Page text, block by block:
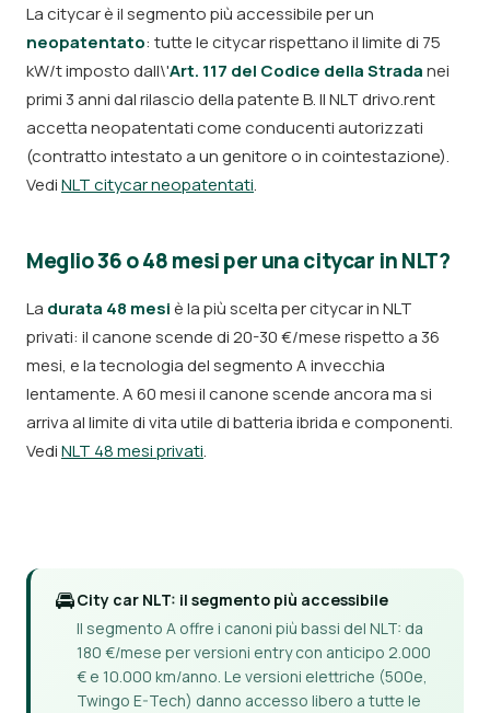
La citycar è il segmento più accessibile per un
neopatentato: tutte le citycar rispettano il limite di 75
kW/t imposto dall\'Art. 117 del Codice della Stradanei
primi 3 anni dal rilascio della patente B. Il NLT drivo.rent
accetta neopatentati come conducenti autorizzati
(contratto intestato a un genitore o in cointestazione).
VediNLT citycar neopatentati.
Meglio 36 o 48 mesi per una citycar in NLT?
La durata 48 mesiè la più scelta per citycar in NLT
privati: il canone scende di 20-30 €/mese rispetto a 36
mesi, e la tecnologia del segmento A invecchia
lentamente. A 60 mesi il canone scende ancora ma si
arriva al limite di vita utile di batteria ibrida e componenti.
VediNLT 48 mesi privati.
🚘City car NLT: il segmento più accessibile
Il segmento A offre i canoni più bassi del NLT: da
180 €/mese per versioni entry con anticipo 2.000
€ e 10.000 km/anno. Le versioni elettriche (500e,
Twingo E-Tech) danno accesso libero a tutte le